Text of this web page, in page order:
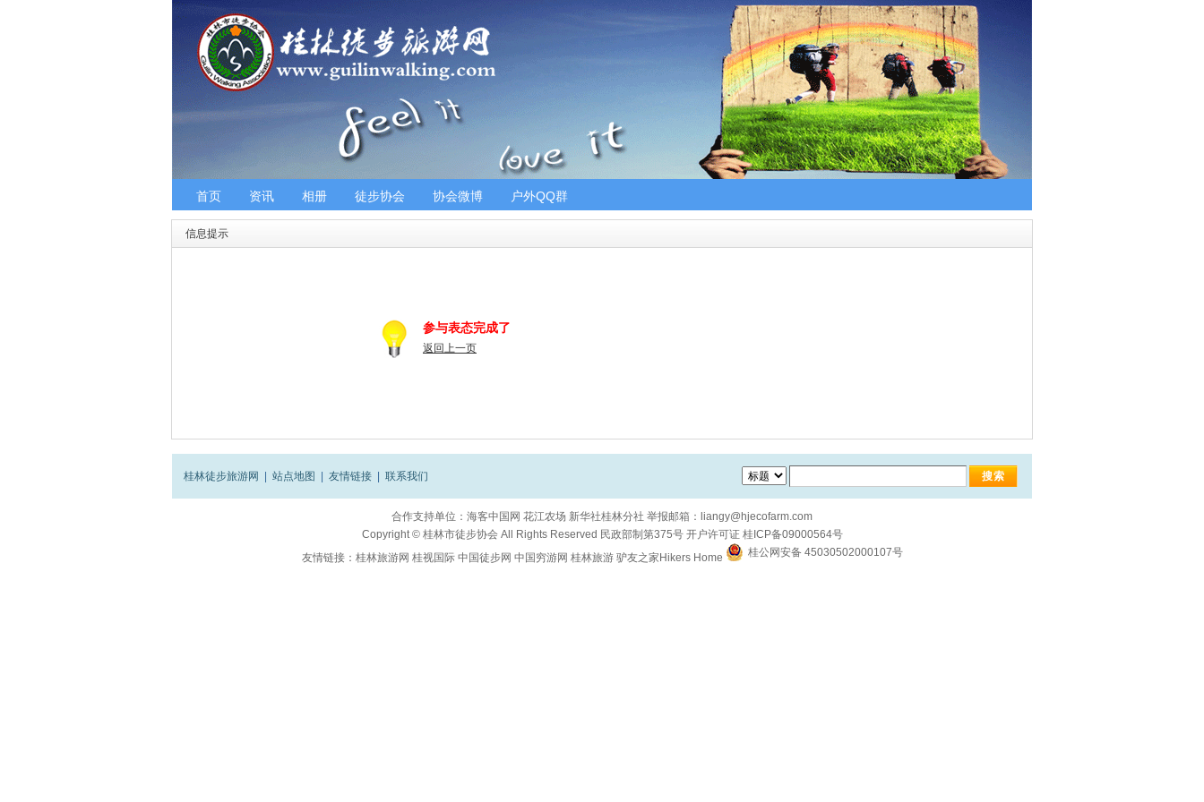
首页 资讯 相册 徒步协会 协会微博 户外QQ群
信息提示
参与表态完成了
返回上一页
桂林徒步旅游网 站点地图 友情链接 联系我们
合作支持单位： 海客中国网 花江农场 新华社桂林分社 举报邮箱： liangy@hjecofarm.com
Copyright © 桂林市徒步协会All Rights Reserved 民政部制第375号 开户许可证 桂ICP备09000564号
友情链接： 桂林旅游网 桂视国际 中国徒步网 中国穷游网 桂林旅游 驴友之家Hikers Home 桂公网安备 45030502000107号